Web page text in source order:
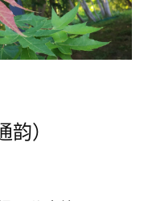
韵）